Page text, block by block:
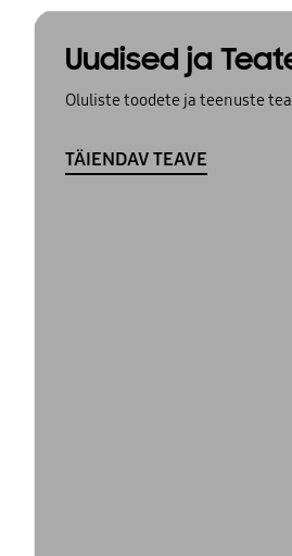
Uudised ja
Oluliste toodete ja teenuste
TÄIENDAV TEAVE